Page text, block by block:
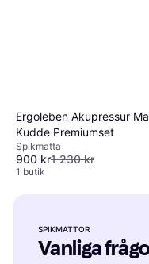
Ergoleben Akupressur
Kudde Premiumset
Spikmatta
900 kr1 230 kr
1 butik
SPIKMATTOR
Vanliga